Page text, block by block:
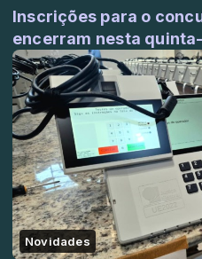
Inscrições para o
encerram nesta
Novidades